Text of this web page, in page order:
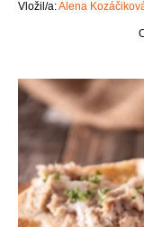
Vložil/a:Alena